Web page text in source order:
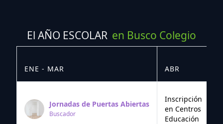
El AÑO ESCOLAR en Busco Colegio
ENE - MAR ABR
Jornadas de Puertas Abiertas
Buscador
Inscripción
en Centros
Educación